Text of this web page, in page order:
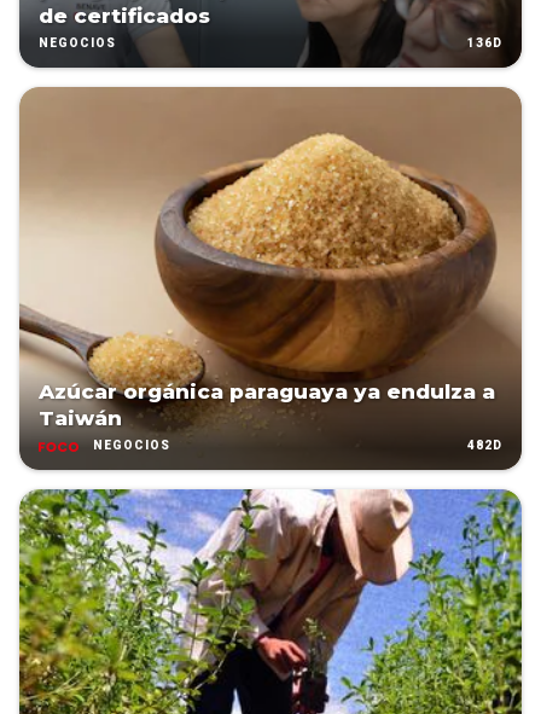
de certificados
NEGOCIOS 136D
Azúcar orgánica paraguaya ya endulza a
Taiwán
NEGOCIOS 482D